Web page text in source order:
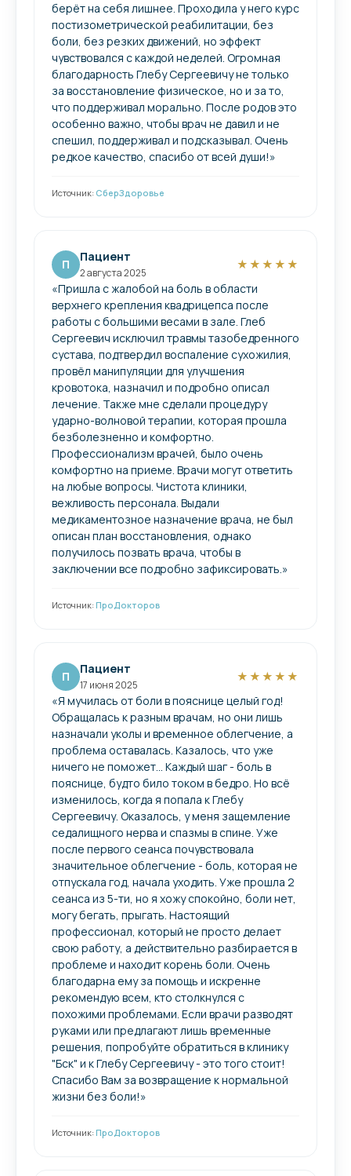
берёт на себя лишнее. Проходила у него курс
постизометрической реабилитации, без
боли, без резких движений, но эффект
чувствовался с каждой неделей. Огромная
благодарность Глебу Сергеевичу не только
за восстановление физическое, но и за то,
что поддерживал морально. После родов это
особенно важно, чтобы врач не давил и не
спешил, поддерживал и подсказывал. Очень
редкое качество, спасибо от всей души!»
Источник: СберЗдоровье
П Пациент
2 августа 2025
★★★★★
«Пришла с жалобой на боль в области
верхнего крепления квадрицепса после
работы с большими весами в зале. Глеб
Сергеевич исключил травмы тазобедренного
сустава, подтвердил воспаление сухожилия,
провёл манипуляции для улучшения
кровотока, назначил и подробно описал
лечение. Также мне сделали процедуру
ударно-волновой терапии, которая прошла
безболезненно и комфортно.
Профессионализм врачей, было очень
комфортно на приеме. Врачи могут ответить
на любые вопросы. Чистота клиники,
вежливость персонала. Выдали
медикаментозное назначение врача, не был
описан план восстановления, однако
получилось позвать врача, чтобы в
заключении все подробно зафиксировать.»
Источник: ПроДокторов
П Пациент
17 июня 2025
★★★★★
«Я мучилась от боли в пояснице целый год!
Обращалась к разным врачам, но они лишь
назначали уколы​ и временное облегчение, а
проблема оставалась. Казалось, что уже
ничего не поможет... Каждый шаг - боль в
пояснице, будто било током в бедро. Но всё
изменилось, когда я попала к Глебу
Сергеевичу. Оказалось, у меня защемление
седалищного нерва и спазмы в спине. Уже
после первого сеанса почувствовала
значительное облегчение - боль, которая не
отпускала год, начала уходить. Уже прошла 2
сеанса из 5-ти, но я хожу спокойно, боли нет,
могу бегать, прыгать. Настоящий
профессионал, который не просто делает
свою работу, а действительно разбирается в
проблеме и находит корень боли. Очень
благодарна ему за помощь и искренне
рекомендую всем, кто столкнулся с
похожими проблемами. Если врачи разводят
руками или предлагают лишь временные
решения, попробуйте обратиться в клинику
"Бск" и к Глебу Сергеевичу - это того стоит!
Спасибо Вам за возвращение к нормальной
жизни без боли!»
Источник: ПроДокторов